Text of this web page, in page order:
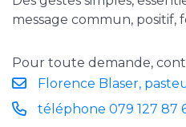
message commun, positif,
Pour toute demande,
Florence Blaser,
téléphone 079 127 87